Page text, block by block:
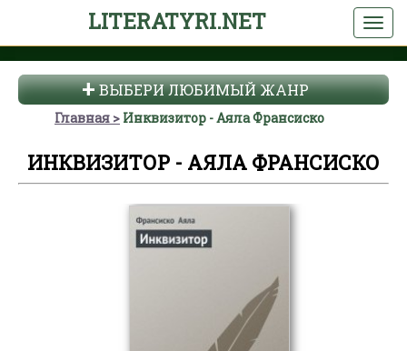
LITERATYRI.NET
ВЫБЕРИ ЛЮБИМЫЙ ЖАНР
Главная Инквизитор - Аяла Франсиско
ИНКВИЗИТОР - АЯЛА ФРАНСИСКО